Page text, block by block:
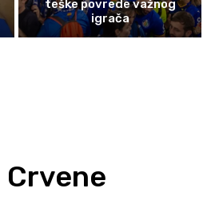
teške povrede važnog
igrača